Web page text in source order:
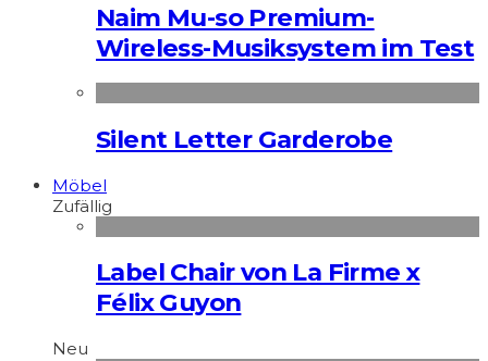
Naim Mu-so Premium-
Wireless-Musiksystem im Test
Silent Letter Garderobe
Möbel
Zufällig
Label Chair von La Firme x
Félix Guyon
Neu